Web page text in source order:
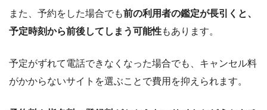
また、予約をした場合でも前の利用者の鑑定が長引くと、
予定時刻から前後してしまう可能性もあります。
予定がずれて電話できなくなった場合でも、キャンセル料
がかからないサイトを選ぶことで費用を抑えられます。